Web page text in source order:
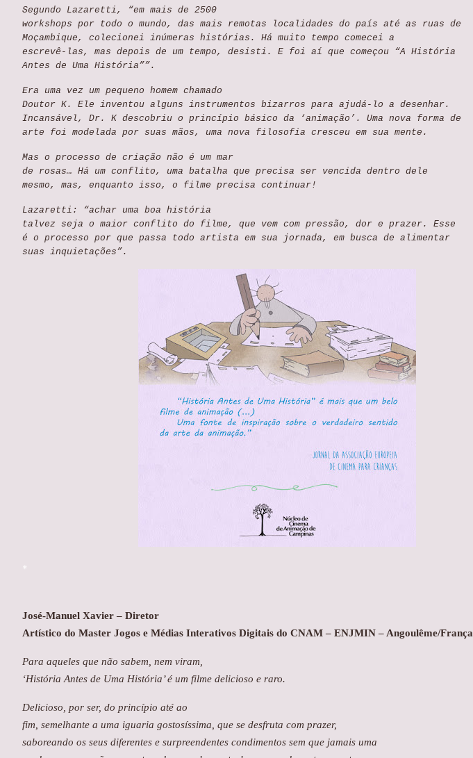
Segundo Lazaretti, “em mais de 2500
workshops por todo o mundo, das mais remotas localidades do país até as ruas de
Moçambique, colecionei inúmeras histórias. Há muito tempo comecei a
escrevê-las, mas depois de um tempo, desisti. E foi aí que começou “A História
Antes de Uma História””.
Era uma vez um pequeno homem chamado
Doutor K. Ele inventou alguns instrumentos bizarros para ajudá-lo a desenhar.
Incansável, Dr. K descobriu o princípio básico da ‘animação’. Uma nova forma de
arte foi modelada por suas mãos, uma nova filosofia cresceu em sua mente.
Mas o processo de criação não é um mar
de rosas… Há um conflito, uma batalha que precisa ser vencida dentro dele
mesmo, mas, enquanto isso, o filme precisa continuar!
Lazaretti: “achar uma boa história
talvez seja o maior conflito do filme, que vem com pressão, dor e prazer. Esse
é o processo por que passa todo artista em sua jornada, em busca de alimentar
suas inquietações”.
*
José-Manuel Xavier – Diretor
Artístico do Master Jogos e Médias Interativos Digitais do CNAM – ENJMIN – Angoulême/França
Para aqueles que não sabem, nem viram,
‘História Antes de Uma História’ é um filme delicioso e raro.
Delicioso, por ser, do princípio até ao
fim, semelhante a uma iguaria gostosíssima, que se desfruta com prazer,
saboreando os seus diferentes e surpreendentes condimentos sem que jamais uma